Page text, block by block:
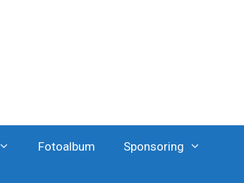
Fotoalbum Sponsoring